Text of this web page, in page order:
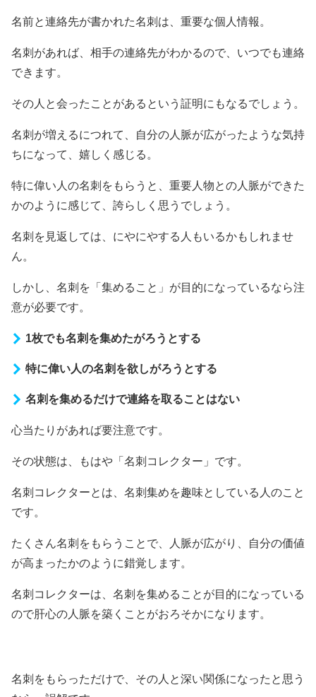
名前と連絡先が書かれた名刺は、重要な個人情報。
名刺があれば、相手の連絡先がわかるので、いつでも連絡
できます。
その人と会ったことがあるという証明にもなるでしょう。
名刺が増えるにつれて、自分の人脈が広がったような気持
ちになって、嬉しく感じる。
特に偉い人の名刺をもらうと、重要人物との人脈ができた
かのように感じて、誇らしく思うでしょう。
名刺を見返しては、にやにやする人もいるかもしれませ
ん。
しかし、名刺を「集めること」が目的になっているなら注
意が必要です。
1枚でも名刺を集めたがろうとする
特に偉い人の名刺を欲しがろうとする
名刺を集めるだけで連絡を取ることはない
心当たりがあれば要注意です。
その状態は、もはや「名刺コレクター」です。
名刺コレクターとは、名刺集めを趣味としている人のこと
です。
たくさん名刺をもらうことで、人脈が広がり、自分の価値
が高まったかのように錯覚します。
名刺コレクターは、名刺を集めることが目的になっている
ので肝心の人脈を築くことがおろそかになります。
名刺をもらっただけで、その人と深い関係になったと思う